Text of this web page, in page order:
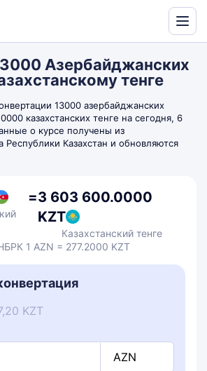
by
Translate
Азербайджанских
тенге
13000 азербайджанских
казахстанских тенге на сегодня, 6
о курсе получены из
Республики Казахстан и обновляются
=3 603 600.0000
KZT
Казахстанский тенге
1 AZN = 277.2000 KZT
KZT
AZN